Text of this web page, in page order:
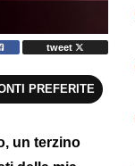
tweet
PREFERITE
un terzino